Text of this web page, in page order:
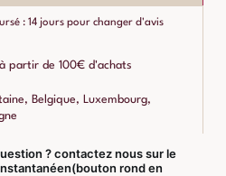
: 14 jours pour changer d'avis
partir de 100€ d'achats
Belgique, Luxembourg,
? contactez nous sur le
rond en